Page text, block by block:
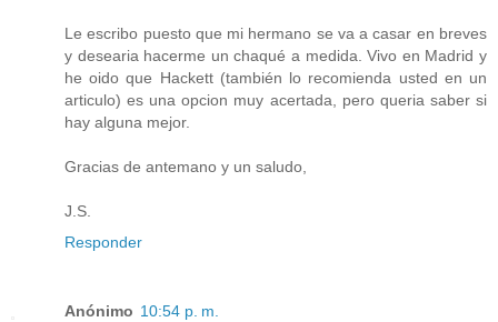
Le escribo puesto que mi hermano se va a casar en breves
y desearia hacerme un chaqué a medida. Vivo en Madrid y
he oido que Hackett (también lo recomienda usted en un
articulo) es una opcion muy acertada, pero queria saber si
hay alguna mejor.
Gracias de antemano y un saludo,
J.S.
Responder
Anónimo 10:54 p. m.